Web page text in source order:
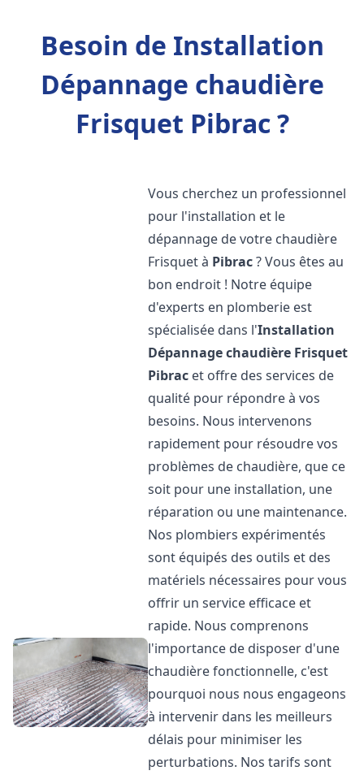
Besoin de Installation
Dépannage chaudière
Frisquet Pibrac ?
Vous cherchez un professionnel
pour l'installation et le
dépannage de votre chaudière
Frisquet à Pibrac? Vous êtes au
bon endroit ! Notre équipe
d'experts en plomberie est
spécialisée dans l'Installation
Dépannage chaudière Frisquet
Pibrac et offre des services de
qualité pour répondre à vos
besoins. Nous intervenons
rapidement pour résoudre vos
problèmes de chaudière, que ce
soit pour une installation, une
réparation ou une maintenance.
Nos plombiers expérimentés
sont équipés des outils et des
matériels nécessaires pour vous
offrir un service efficace et
rapide. Nous comprenons
l'importance de disposer d'une
chaudière fonctionnelle, c'est
pourquoi nous nous engageons
à intervenir dans les meilleurs
délais pour minimiser les
perturbations. Nos tarifs sont